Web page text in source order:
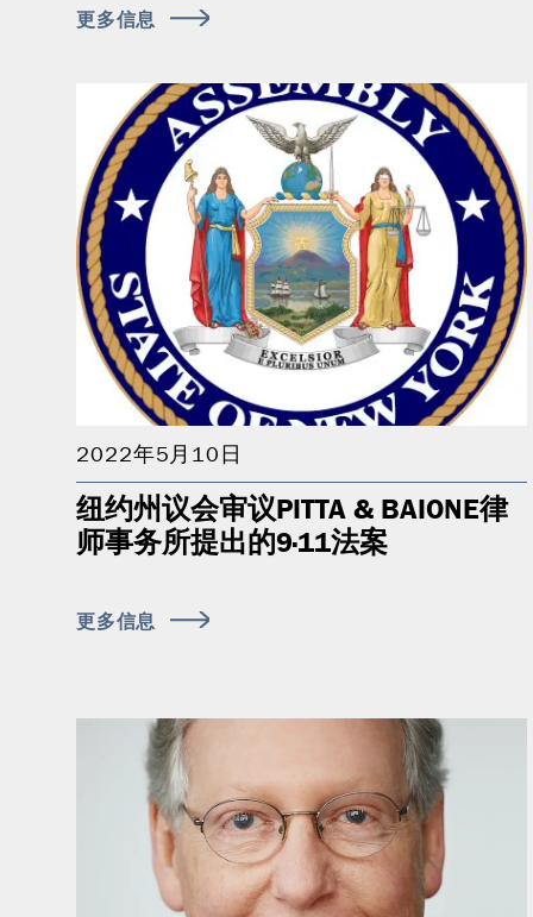
更多信息
2022年5月10日
纽约州议会审议PITTA & BAIONE律
师事务所提出的9·11法案
更多信息